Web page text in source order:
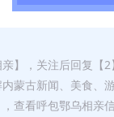
】，关注后回复【2
蒙古新闻、美食、
查看呼包鄂乌相亲信